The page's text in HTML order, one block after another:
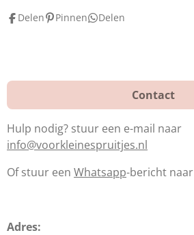
k
Delen Pinnen Delen
Contact
Hulp nodig? stuur een e-mail naar
info@voorkleinespruitjes.nl
Of stuur een Whatsapp-bericht naar
Adres: